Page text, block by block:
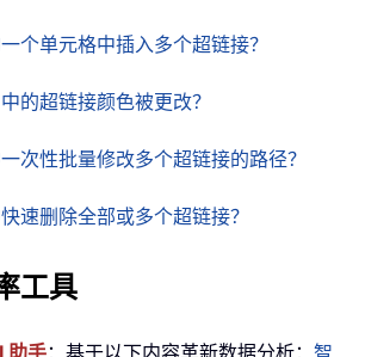
个单元格中插入多个超链接？
的超链接颜色被更改？
次性批量修改多个超链接的路径？
速删除全部或多个超链接？
工具